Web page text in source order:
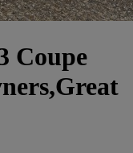
Coupe